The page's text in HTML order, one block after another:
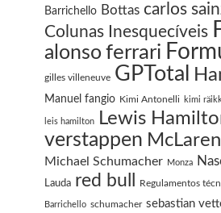
Barrichello Bottas carlos
Colunas Inesquecíveis
alonso ferrari
gilles villeneuve GPTotal
Manuel fangio Kimi Antonelli kimi
leis hamilton Lewis
verstappen McLaren
Michael Schumacher Monza
Lauda red bull Regulamentos
Barrichello schumacher sebastian